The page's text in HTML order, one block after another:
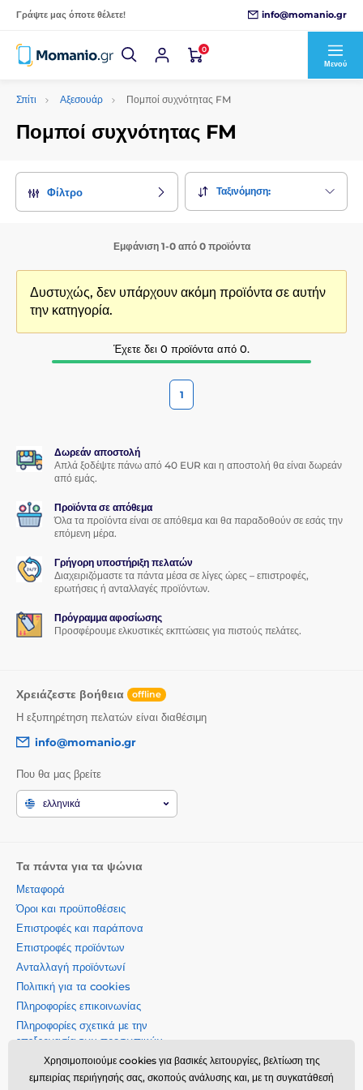
Γράψτε μας όποτε θέλετε! info@momanio.gr
0
Μενού
Σπίτι Αξεσουάρ Πομποί συχνότητας FM
Πομποί συχνότητας FM
Φίλτρο Ταξινόμηση:
Εμφάνιση 1-0 από 0 προϊόντα
Δυστυχώς, δεν υπάρχουν ακόμη προϊόντα σε αυτήν
την κατηγορία.
Έχετε δει 0 προϊόντα από 0.
1
Δωρεάν αποστολή
Απλά ξοδέψτε πάνω από 40 EUR και η αποστολή θα είναι δωρεάν
από εμάς.
Προϊόντα σε απόθεμα
Όλα τα προϊόντα είναι σε απόθεμα και θα παραδοθούν σε εσάς την
επόμενη μέρα.
Γρήγορη υποστήριξη πελατών
Διαχειριζόμαστε τα πάντα μέσα σε λίγες ώρες – επιστροφές,
ερωτήσεις ή ανταλλαγές προϊόντων.
Πρόγραμμα αφοσίωσης
Προσφέρουμε ελκυστικές εκπτώσεις για πιστούς πελάτες.
Χρειάζεστε βοήθεια offline
Η εξυπηρέτηση πελατών είναι διαθέσιμη
info@momanio.gr
Που θα μας βρείτε
ελληνικά
Τα πάντα για τα ψώνια
Μεταφορά
Όροι και προϋποθέσεις
Επιστροφές και παράπονα
Επιστροφές προϊόντων
Ανταλλαγή προϊόντωνí
Πολιτική για τα cookies
Πληροφορίες επικοινωνίας
Πληροφορίες σχετικά με την
επεξεργασία των προσωπικών
δεδομένων
Σχετικά με την εταιρεία μας
Χρησιμοποιούμε cookies για βασικές λειτουργίες, βελτίωση της
εμπειρίας περιήγησής σας, σκοπούς ανάλυσης και, με τη συγκατάθεσή